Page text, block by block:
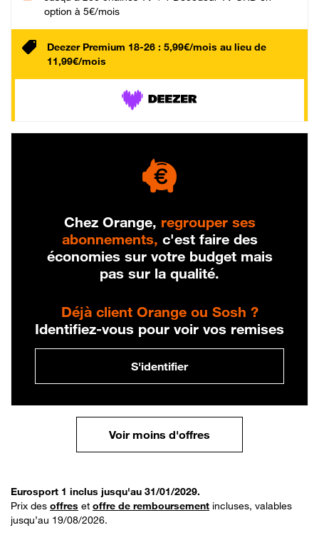
option à 5€/mois
Deezer Premium 18-26 : 5,99€/mois au lieu de
11,99€/mois
Chez Orange, regrouper ses
abonnements, c'est faire des
économies sur votre budget mais
pas sur la qualité.
Déjà client Orange ou Sosh ?
Identifiez-vous pour voir vos remises
S'identifier
Voir moins d'offres
Eurosport 1 inclus jusqu'au 31/01/2029.
Prix des offres et offre de remboursement incluses, valables
jusqu’au 19/08/2026.